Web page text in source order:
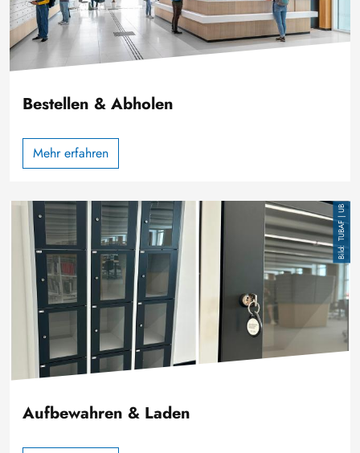
Bestellen & Abholen
Mehr erfahren
Bild TUBAF | UB
Aufbewahren & Laden